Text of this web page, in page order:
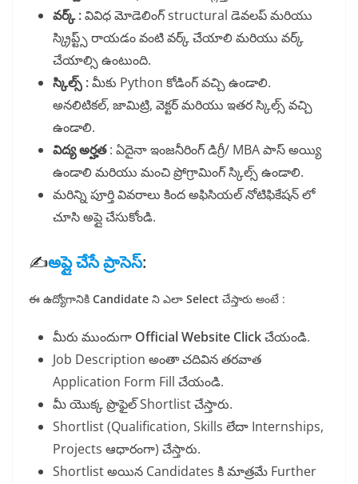
వర్క్ :వివిధ మోడెలింగ్ structural డెవలప్ మరియు
స్క్రిప్ట్స్ రాయడం వంటి వర్క్ చేయాలి మరియు వర్క్
చేయాల్సి ఉంటుంది.
స్కిల్స్ :మీకు Python కోడింగ్ వచ్చి ఉండాలి.
అనలిటికల్, జామిట్రి, వెక్టర్ మరియు ఇతర స్కిల్స్ వచ్చి
ఉండాలి.
విద్య అర్హత: ఏదైనా ఇంజనీరింగ్ డిగ్రీ/ MBA పాస్ అయ్యి
ఉండాలి మరియు మంచి ప్రోగ్రామింగ్ స్కిల్స్ ఉండాలి.
మరిన్ని పూర్తి వివరాలు కింద అఫిసియల్ నోటిఫికేషన్ లో
చూసి అప్లై చేసుకోండి.
✍️అప్లై చేసే ప్రాసెస్:
ఈ ఉద్యోగానికి Candidate ని ఎలా Select చేస్తారు అంటే :
మీరు ముందుగా Official Website Clickచేయండి.
Job Description అంతా చదివిన తరవాత
Application Form Fill చేయండి.
మీ యొక్క ప్రొఫైల్ Shortlist చేస్తారు.
Shortlist (Qualification, Skills లేదా Internships,
Projects ఆధారంగా) చేస్తారు.
Shortlist అయిన Candidates కి మాత్రమే Further